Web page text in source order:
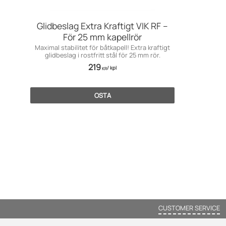
Glidbeslag Extra Kraftigt VIK RF –
För 25 mm kapellrör
Maximal stabilitet för båtkapell! Extra kraftigt
glidbeslag i rostfritt stål för 25 mm rör.
219KR/kpl
OSTA
CUSTOMER SERVICE